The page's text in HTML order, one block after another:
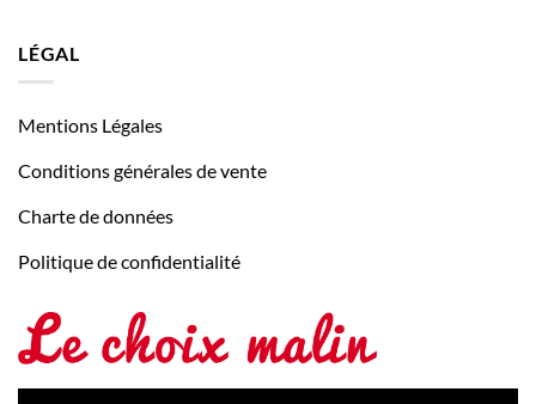
LÉGAL
Mentions Légales
Conditions générales de vente
Charte de données
Politique de confidentialité